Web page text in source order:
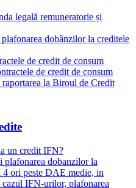
legală remuneratorie și
dobânzilor la creditele
de credit de consum
de credit de consum
la Biroul de Credit
un credit IFN?
dobanzilor la
ori peste DAE medie, in
IFN-urilor, plafonarea